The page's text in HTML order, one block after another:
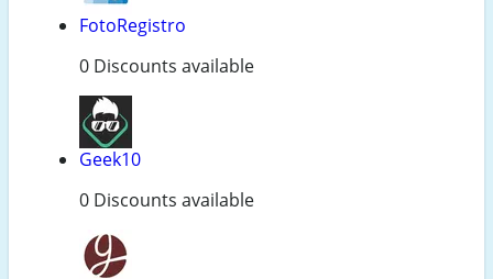
FotoRegistro
0 Discounts available
Geek10
0 Discounts available